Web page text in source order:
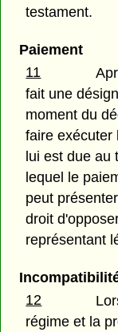
testament.
Paiement
11
fait une
moment du
faire exécuter
lui est due au
lequel le
peut
droit
représentant
12
régime et la